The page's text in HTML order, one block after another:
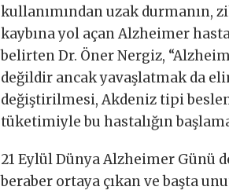
kullanımından uzak durmanın,
kaybına yol açan Alzheimer
belirten Dr. Öner Nergiz,
değildir ancak yavaşlatmak da
değiştirilmesi, Akdeniz tipi
tüketimiyle bu hastalığın
21 Eylül Dünya Alzheimer Günü
beraber ortaya çıkan ve başta